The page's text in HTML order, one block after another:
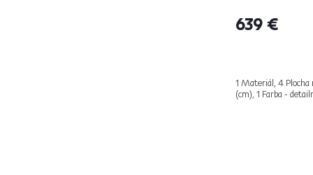
639 €
1 Materiál, 4 Plocha
(cm), 1 Farba -